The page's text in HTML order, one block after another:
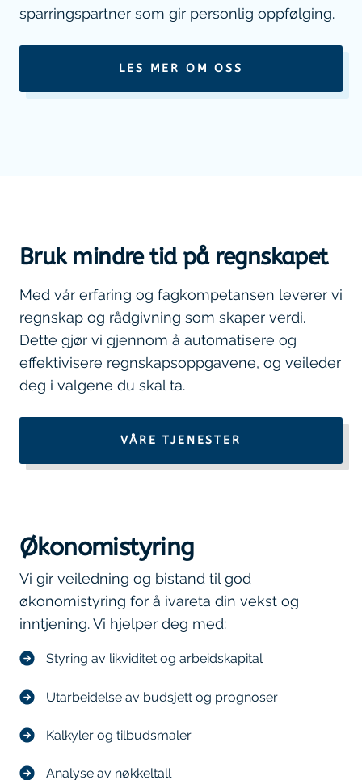
sparringspartner som gir personlig oppfølging.
LES MER OM OSS
Bruk mindre tid på regnskapet
Med vår erfaring og fagkompetansen leverer vi
regnskap og rådgivning som skaper verdi.
Dette gjør vi gjennom å automatisere og
effektivisere regnskapsoppgavene, og veileder
deg i valgene du skal ta.
VÅRE TJENESTER
Økonomistyring
Vi gir veiledning og bistand til god
økonomistyring for å ivareta din vekst og
inntjening. Vi hjelper deg med:
Styring av likviditet og arbeidskapital
Utarbeidelse av budsjett og prognoser
Kalkyler og tilbudsmaler
Analyse av nøkkeltall